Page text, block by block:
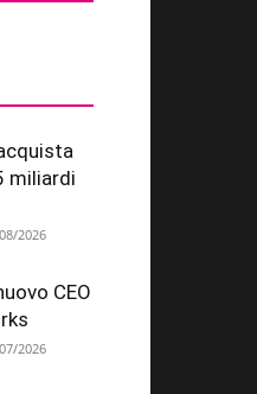
miliardi
2026
CEO
2026